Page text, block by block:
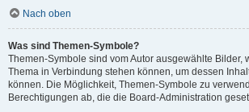
Nach oben
Was sind Themen-Symbole?
Themen-Symbole sind vom Autor ausgewählte Bilder,
Thema in Verbindung stehen können, um dessen
können. Die Möglichkeit, Themen-Symbole zu
Berechtigungen ab, die die Board-Administration